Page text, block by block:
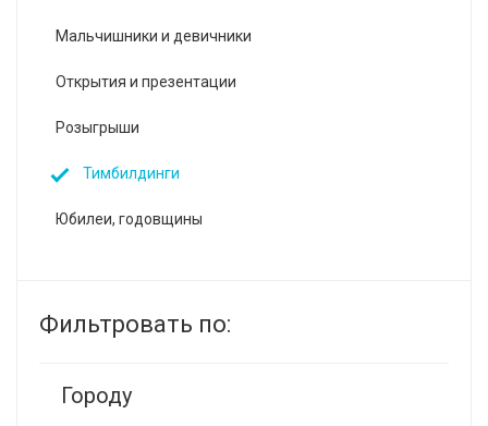
Мальчишники и девичники
Открытия и презентации
Розыгрыши
Тимбилдинги
Юбилеи, годовщины
Фильтровать по:
Городу